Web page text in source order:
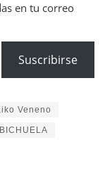
en tu correo
Suscribirse
Veneno